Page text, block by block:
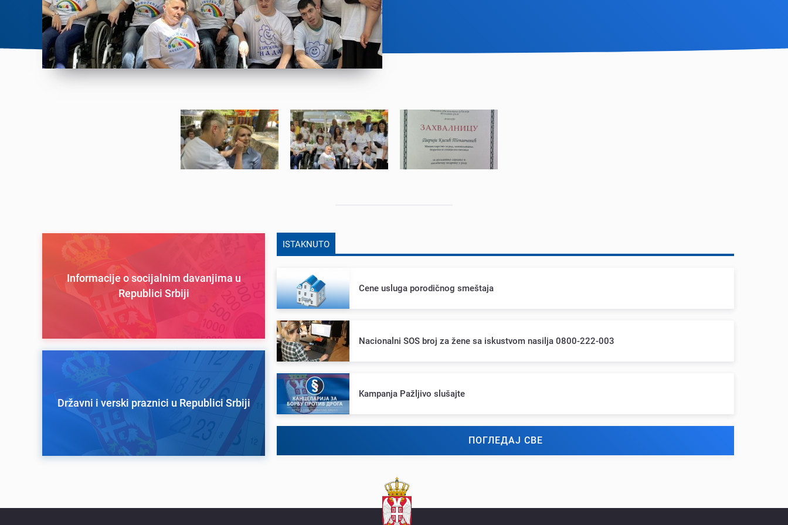
Informacije o socijalnim davanjima u
Republici Srbiji
Državni i verski praznici u Republici Srbiji
ISTAKNUTO
Cеnе usluga porodičnog smеštaja
Nacionalni SOS broj za žеnе sa iskustvom nasilja 0800-222-003
Kampanja Pažljivo slušajtе
ПОГЛЕДАЈ СВЕ